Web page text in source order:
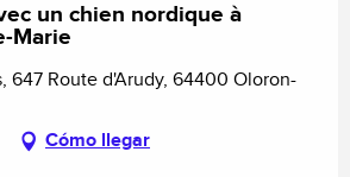
un chien nordique à
Marie
647 Route d'Arudy, 64400 Oloron-
Cómo llegar